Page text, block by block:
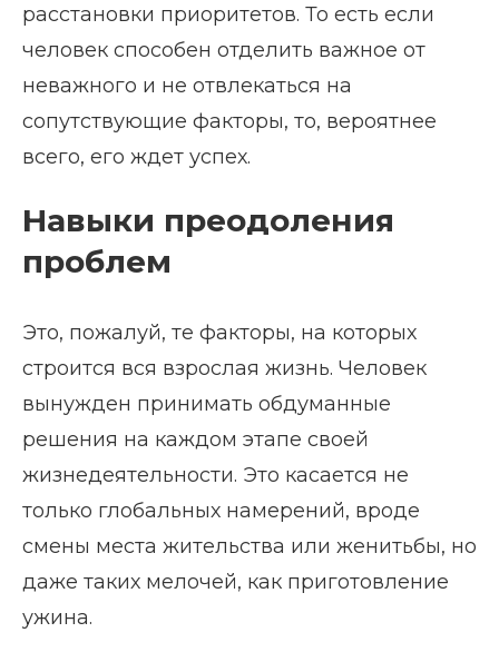
расстановки приоритетов. То есть если
человек способен отделить важное от
неважного и не отвлекаться на
сопутствующие факторы, то, вероятнее
всего, его ждет успех.
Навыки преодоления
проблем
Это, пожалуй, те факторы, на которых
строится вся взрослая жизнь. Человек
вынужден принимать обдуманные
решения на каждом этапе своей
жизнедеятельности. Это касается не
только глобальных намерений, вроде
смены места жительства или женитьбы, но
даже таких мелочей, как приготовление
ужина.